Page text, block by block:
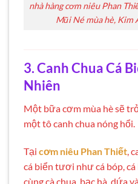
nhà hàng cơm niêu Phan
Mũi Né mùa hè, Kim
3. Canh Chua Cá
Nhiên
Một bữa cơm mùa hè sẽ
một tô canh chua nóng hổi.
Tại cơm niêu Phan Thiết,
cá biển tươi như cá bóp,
cùng cà chua, bạc hà, dứa